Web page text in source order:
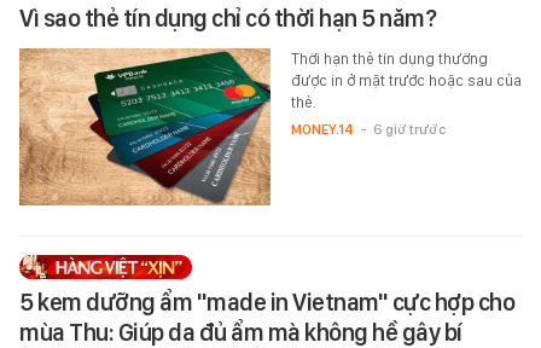
Vì sao thẻ tín dụng chỉ có thời hạn 5 năm?
Thời hạn thẻ tín dụng thường
được in ở mặt trước hoặc sau của
thẻ.
MONEY.14 - 6 giờ trước
5 kem dưỡng ẩm "made in Vietnam" cực hợp cho
mùa Thu: Giúp da đủ ẩm mà không hề gây bí